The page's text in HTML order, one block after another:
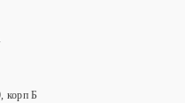
90, корп Б